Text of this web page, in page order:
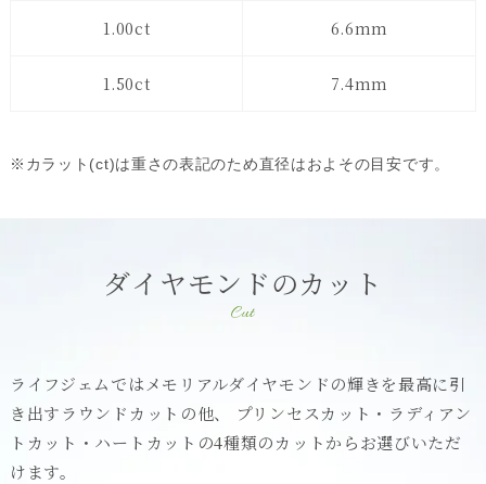
1.00ct 6.6mm
1.50ct 7.4mm
※カラット(ct)は重さの表記のため直径はおよその目安です。
ダイヤモンドのカット
Cut
ライフジェムではメモリアルダイヤモンドの輝きを最高に引
き出すラウンドカットの他、
プリンセスカット・ラディアン
トカット・ハートカットの4種類のカットからお選びいただ
けます。